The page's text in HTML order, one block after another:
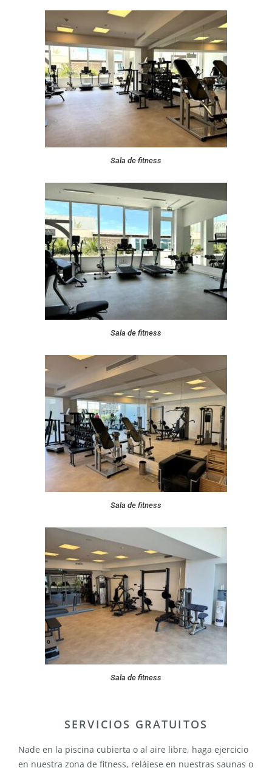
Sala de fitness
Sala de fitness
Sala de fitness
Sala de fitness
SERVICIOS GRATUITOS
Nade en la piscina cubierta o al aire libre, haga ejercicio
en nuestra zona de fitness, relájese en nuestras saunas o